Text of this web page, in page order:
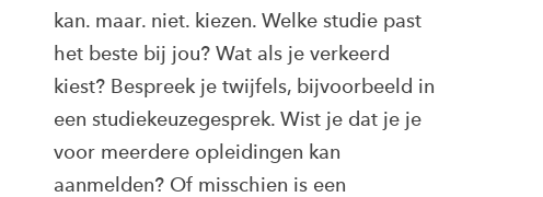
kan. maar. niet. kiezen. Welke studie past
het beste bij jou? Wat als je verkeerd
kiest? Bespreek je twijfels, bijvoorbeeld in
een studiekeuzegesprek. Wist je dat je je
voor meerdere opleidingen kan
aanmelden? Of misschien is een